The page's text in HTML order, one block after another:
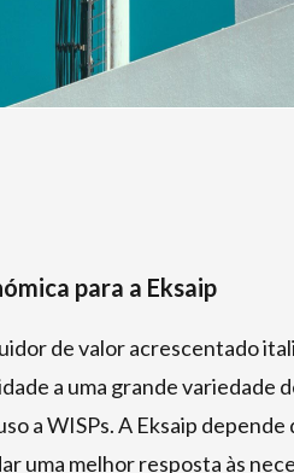
para a Eksaip
de valor acrescentado
a uma grande variedade
a WISPs. A Eksaip
uma melhor resposta às